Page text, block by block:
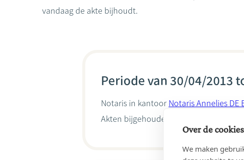
vandaag de akte bijhoudt.
Periode van 30/04/2013
Notaris in kantoor Notaris Annelies DE
Akten bijgehouden door
Over de
We maken